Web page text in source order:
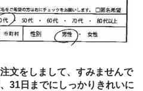
文をしまして、すみませんで
31日までにしっかりきれいに